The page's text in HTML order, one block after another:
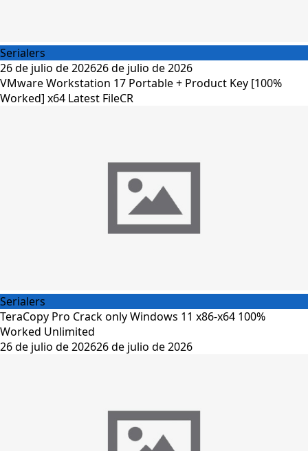
Serialers
26 de julio de 202626 de julio de 2026
VMware Workstation 17 Portable + Product Key [100%
Worked] x64 Latest FileCR
Serialers
TeraCopy Pro Crack only Windows 11 x86-x64 100%
Worked Unlimited
26 de julio de 202626 de julio de 2026